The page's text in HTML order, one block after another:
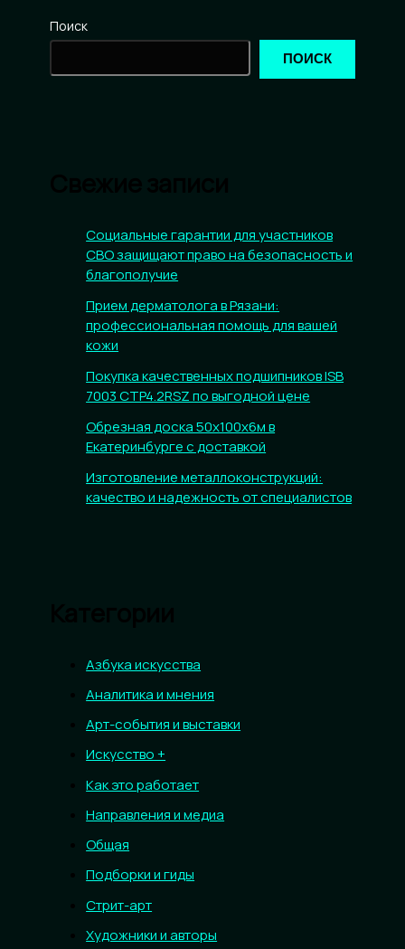
Поиск
ПОИСК
Социальные гарантии для участников
СВО защищают право на безопасность и
благополучие
Прием дерматолога в Рязани:
профессиональная помощь для вашей
кожи
Покупка качественных подшипников ISB
7003 CTP4.2RSZ по выгодной цене
Обрезная доска 50х100х6м в
Екатеринбурге с доставкой
Изготовление металлоконструкций:
качество и надежность от специалистов
Азбука искусства
Аналитика и мнения
Арт-события и выставки
Искусство +
Как это работает
Направления и медиа
Общая
Подборки и гиды
Стрит-арт
Художники и авторы